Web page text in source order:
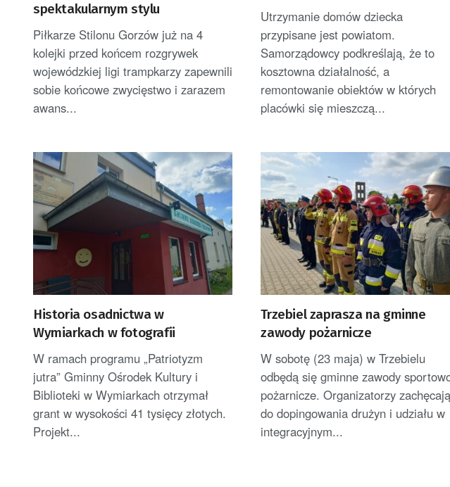
spektakularnym stylu
Piłkarze Stilonu Gorzów już na 4
kolejki przed końcem rozgrywek
wojewódzkiej ligi trampkarzy zapewnili
sobie końcowe zwycięstwo i zarazem
awans...
Utrzymanie domów dziecka
przypisane jest powiatom.
Samorządowcy podkreślają, że to
kosztowna działalność, a
remontowanie obiektów w których
placówki się mieszczą...
Historia osadnictwa w
Wymiarkach w fotografii
W ramach programu „Patriotyzm
jutra” Gminny Ośrodek Kultury i
Biblioteki w Wymiarkach otrzymał
grant w wysokości 41 tysięcy złotych.
Projekt...
Trzebiel zaprasza na gminne
zawody pożarnicze
W sobotę (23 maja) w Trzebielu
odbędą się gminne zawody
pożarnicze. Organizatorzy zachęcają
do dopingowania drużyn i udziału w
integracyjnym...